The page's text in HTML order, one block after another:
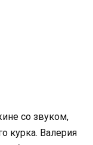
со звуком,
курка. Валерия